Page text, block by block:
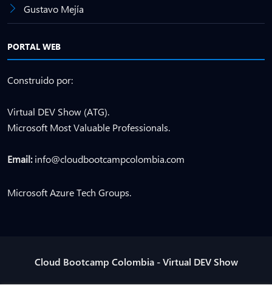
Gustavo Mejía
PORTAL WEB
Construido por:
Virtual DEV Show (ATG).
Microsoft Most Valuable Professionals.
Email:info@cloudbootcampcolombia.com
Microsoft Azure Tech Groups.
Cloud Bootcamp Colombia - Virtual DEV Show